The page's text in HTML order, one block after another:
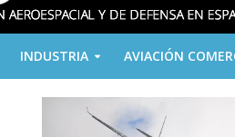
INDUSTRIA AVIACIÓN